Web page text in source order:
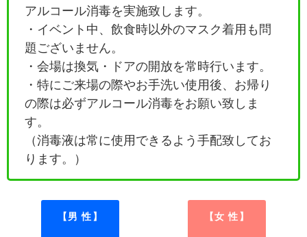
アルコール消毒を実施致します。
・イベント中、飲食時以外のマスク着用も問
題ございません。
・会場は換気・ドアの開放を常時行います。
・特にご来場の際やお手洗い使用後、お帰り
の際は必ずアルコール消毒をお願い致しま
す。
（消毒液は常に使用できるよう手配致してお
ります。）
【男 性】 【女 性】